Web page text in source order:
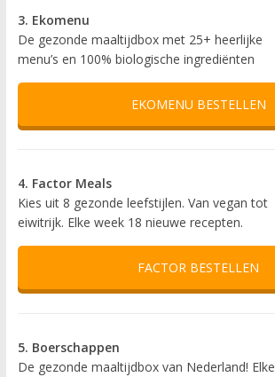
3. Ekomenu
De gezonde maaltijdbox met 25+ heerlijke
menu’s en 100% biologische ingrediënten
EKOMENU BESTELLEN
4. Factor Meals
Kies uit 8 gezonde leefstijlen. Van vegan tot
eiwitrijk. Elke week 18 nieuwe recepten.
FACTOR BESTELLEN
5. Boerschappen
De gezonde maaltijdbox van Nederland! Elke